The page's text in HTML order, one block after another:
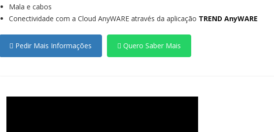
Mala e cabos
Conectividade com a Cloud AnyWARE através da aplicação TREND AnyWARE
Pedir Mais Informações Quero Saber Mais